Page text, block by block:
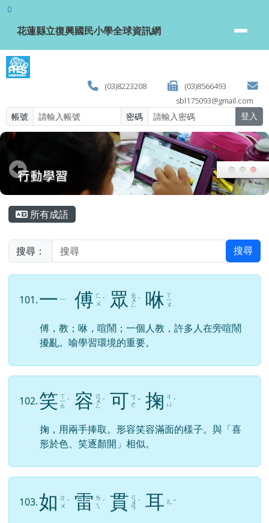
跳至主內容區
花蓮縣立復興國民小學全球資訊網
花蓮縣立復興國民小學全球資訊網
(03)8223208
(03)8566493
sbl175093@gmail.com
帳號 密碼 登入
主內容區域
所有成語
搜尋： 搜尋
101.一 ㄧ 傅 ㄈ
ㄨ ˋ 眾 ㄓ
ㄨ
ㄥ
ˋ 咻 ㄒ
ㄧ
ㄡ
傅，教；咻，喧鬧；一個人教，許多人在旁喧鬧
擾亂。喻學習環境的重要。
102.笑 ㄒ
ㄧ
ㄠ
ˋ 容 ㄖ
ㄨ
ㄥ
ˊ 可 ㄎ
ㄜ ˇ 掬 ㄐ
ㄩ ˊ
掬，用兩手捧取。形容笑容滿面的樣子。與「喜
形於色、笑逐顏開」相似。
103.如 ㄖ
ㄨ ˊ 雷 ㄌ
ㄟ
ˊ 貫 ㄍ
ㄨ
ㄢ
ˋ 耳 ㄦ ˇ
頁尾區域